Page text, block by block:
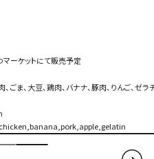
ーケットにて販売予定
ごま、大豆、鶏肉、バナナ、豚肉、りんご、ゼラ